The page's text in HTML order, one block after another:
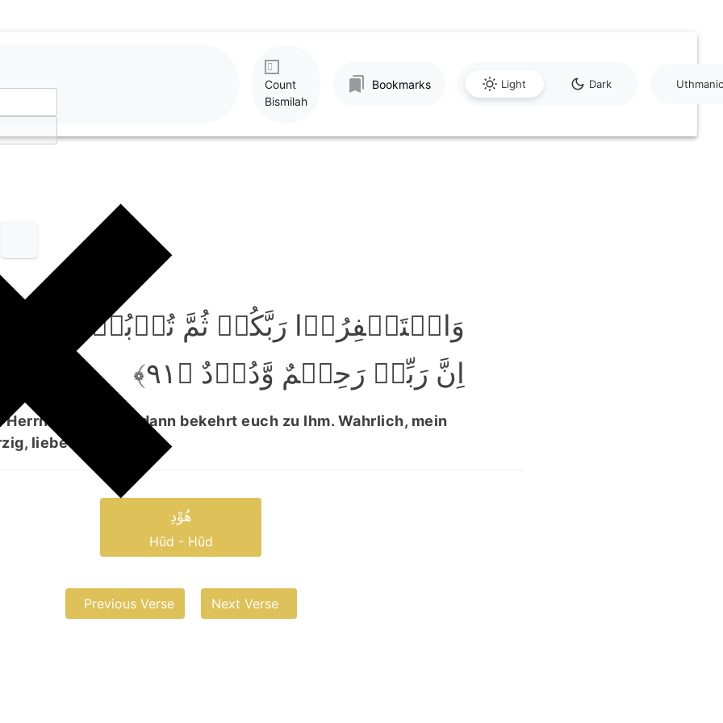
Count
Bismilah
Bookmarks Light Dark Uthmanic
وَاسۡتَغۡفِرُوۡا رَبَّکُمۡ ثُمَّ تُوۡبُوۡۤا
اِنَّ رَبِّیۡ رَحِیۡمٌ وَّدُوۡدٌ ﴿۹۱﴾
Herrn Vergebung, dann bekehrt euch zu Ihm. Wahrlich, mein
liebevoll.“
ھُوْدِ
Hūd - Hūd
Previous Verse Next Verse